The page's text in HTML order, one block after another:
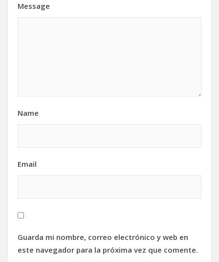
Message
Name
Email
Guarda mi nombre, correo electrónico y web en
este navegador para la próxima vez que comente.